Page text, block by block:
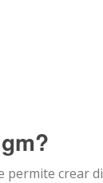
permite crear